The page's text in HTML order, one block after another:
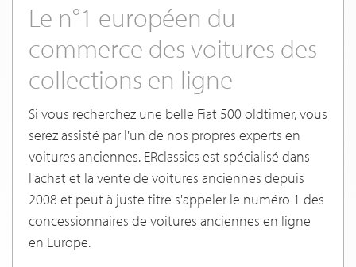
Le n°1 européen du
commerce des voitures des
collections en ligne
Si vous recherchez une belle Fiat 500 oldtimer, vous
serez assisté par l'un de nos propres experts en
voitures anciennes. ERclassics est spécialisé dans
l'achat et la vente de voitures anciennes depuis
2008 et peut à juste titre s'appeler le numéro 1 des
concessionnaires de voitures anciennes en ligne
en Europe.